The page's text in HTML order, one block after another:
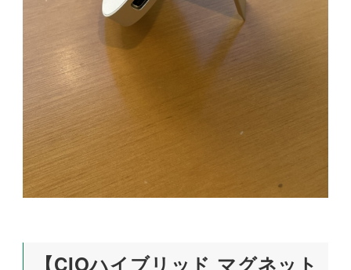
【CIOハイブリッド マグネット